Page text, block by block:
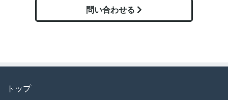
問い合わせる
トップ